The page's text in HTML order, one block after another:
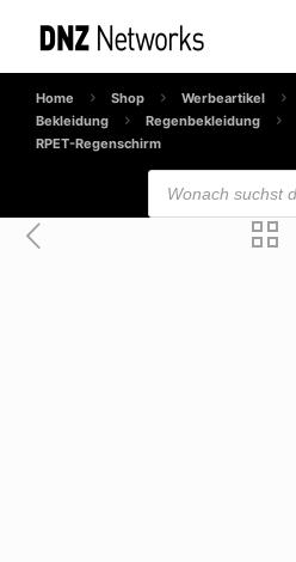
Home Shop Werbeartikel
Bekleidung
Regenbekleidung
RPET-Regenschirm
Products
search